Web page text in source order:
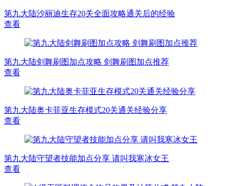
第九大陆沙丽迪生存20关全面攻略通关后的经验
查看
第九大陆剑舞刷图加点攻略 剑舞刷图加点推荐
查看
第九大陆奥卡菲亚生存模式20关通关经验分享
查看
第九大陆守望者技能加点分享 请叫我寒冰女王
查看